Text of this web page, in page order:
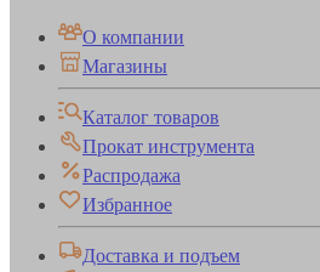
О компании
Магазины
Каталог товаров
Прокат инструмента
Распродажа
Избранное
Доставка и подъем